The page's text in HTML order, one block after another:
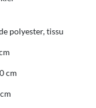
polyester, tissu
cm